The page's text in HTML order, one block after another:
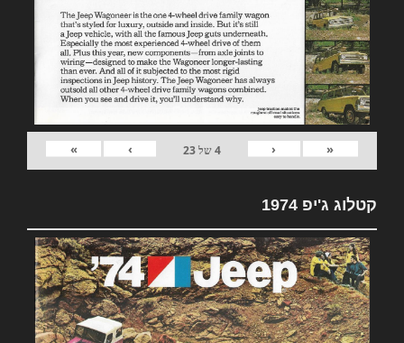
«
‹
4של23
›
»
קטלוג ג'יפ 1974